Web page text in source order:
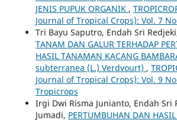
JENIS PUPUK ORGANIK ,
Journal of Tropical Crops): Vol. 7
Tri Bayu Saputro, Endah Sri
TANAM DAN GALUR TERHADAP
HASIL TANAMAN KACANG
subterranea (L.) Verdvourt) ,
Journal of Tropical Crops): Vol. 9
Tropicrops
Irgi Dwi Risma Junianto, Endah Sri
Jumadi, PERTUMBUHAN DAN